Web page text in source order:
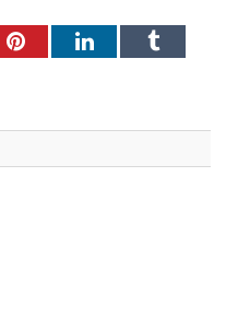
PinterestLinkedInTumblr